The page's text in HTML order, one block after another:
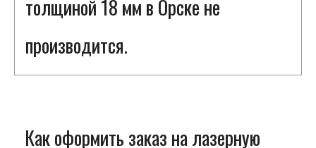
толщиной 18 мм в Орске не
производится.
Как оформить заказ на лазерную